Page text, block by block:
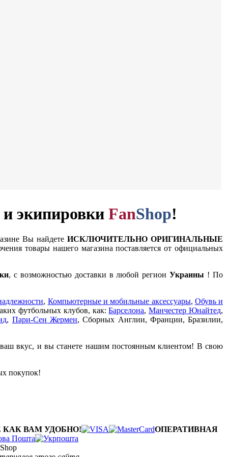
экипировки FanShop!
Вы найдете ИСКЛЮЧИТЕЛЬНО ОРИГИНАЛЬНЫЕ
товары нашего магазина поставляется от официальных
, с возможностью доставки в любой регионУкраины ! По
, Компьютерные и мобильные аксессуары, Обувь и
футбольных клубов, как:Барселона,Манчестер Юнайтед,
, Пари-Сен Жермен, Сборных Англии, Франции, Бразилии,
ваш вкус, и вы станете нашим постоянным клиентом! В свою
покупок!
КАК ВАМ УДОБНО! ОПЕРАТИВНАЯ